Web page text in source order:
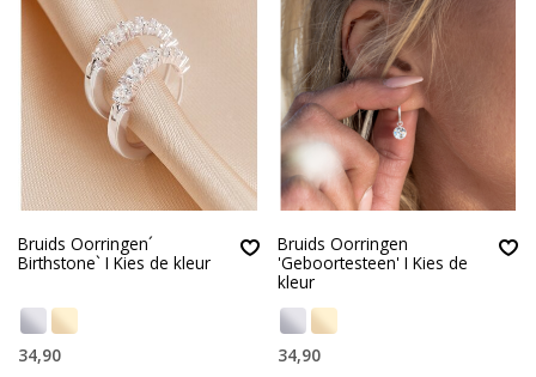
Bruids Oorringen´
Birthstone` I Kies de kleur
34,90
Bruids Oorringen
'Geboortesteen' I Kies de
kleur
34,90